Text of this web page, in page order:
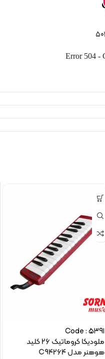
Code : 5391
ملودیکا کروماتیک 26 کلید
هوهنر مدل C94264